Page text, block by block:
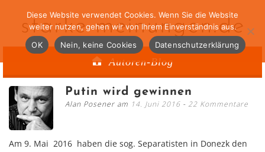
starke-meinungen.de
Autoren-Blog
Putin wird gewinnen
Alan Posener am 14. Juni 2016 22 Kommentare
Am 9. Mai 2016 haben die sog. Separatisten in Donezk den
Diese Website verwendet Cookies. Wenn Sie die Website
weiter nutzen, gehen wir von Ihrem Einverständnis aus.
OK
Nein, keine Cookies Datenschutzerklärung